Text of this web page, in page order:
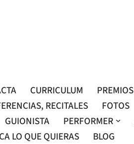
CURRICULUM PREMIOS
RECITALES
FOTOS
GUIONISTA PERFORMER
LO QUE QUIERAS BLOG